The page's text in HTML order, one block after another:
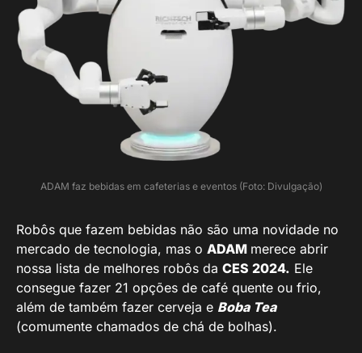
ADAM faz bebidas em cafeterias e eventos (Foto: Divulgação)
Robôs que fazem bebidas não são uma novidade no
mercado de tecnologia, mas o ADAM merece abrir
nossa lista de melhores robôs da CES 2024. Ele
consegue fazer 21 opções de café quente ou frio,
além de também fazer cerveja e Boba Tea
(comumente chamados de chá de bolhas).